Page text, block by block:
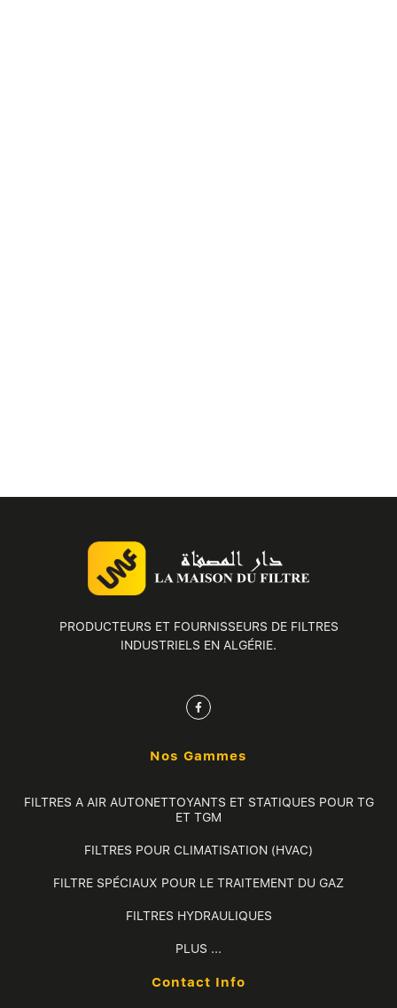
PRODUCTEURS ET FOURNISSEURS DE FILTRES
INDUSTRIELS EN ALGÉRIE.
F
a
c
o
o
f
Nos Gammes
FILTRES A AIR AUTONETTOYANTS ET STATIQUES POUR TG
ET TGM
FILTRES POUR CLIMATISATION (HVAC)
FILTRE SPÉCIAUX POUR LE TRAITEMENT DU GAZ
FILTRES HYDRAULIQUES
PLUS ...
Contact Info